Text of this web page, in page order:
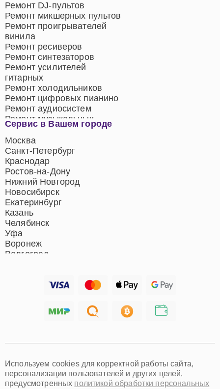
Сервис в Вашем городе
Москва
Санкт-Петербург
Краснодар
Ростов-на-Дону
Нижний Новгород
Новосибирск
Екатеринбург
Казань
Челябинск
Уфа
Воронеж
Волгоград
Хабаровск
Омск
Красноярск
Ремонт DJ-пультов
Ремонт микшерных пультов
Ремонт проигрывателей
винила
Ремонт ресиверов
Ремонт синтезаторов
Ремонт усилителей
гитарных
Ремонт холодильников
Ремонт цифровых пианино
Ремонт аудиосистем
Ремонт музыкальных
центров
Ремонт домашних
кинотеатров
Ремонт микрофонов
Ремонт акустических
систем
Используем cookies для корректной работы сайта,
персонализации пользователей и других целей,
предусмотренных политикой обработки персональных